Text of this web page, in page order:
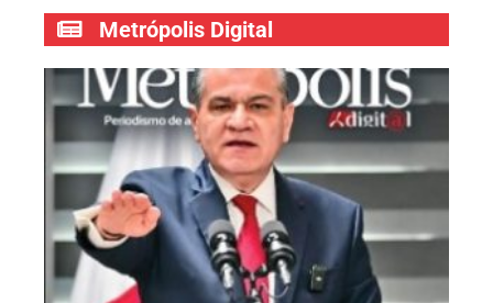
Metrópolis Digital